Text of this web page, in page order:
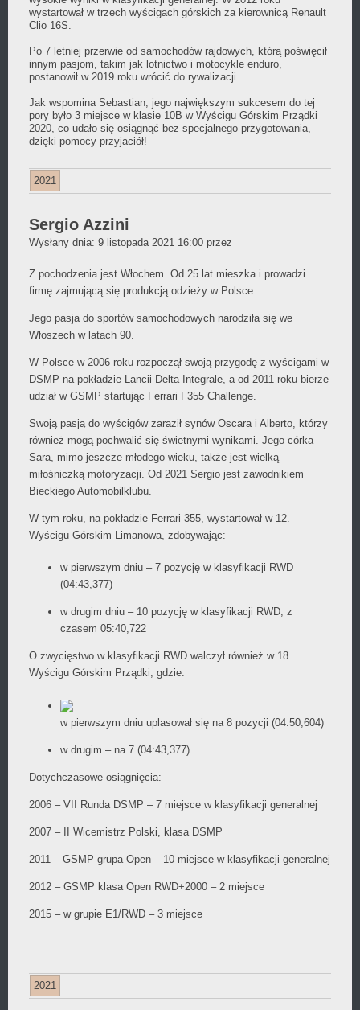
wystartował w trzech wyścigach górskich za kierownicą Renault
Clio 16S.
Po 7 letniej przerwie od samochodów rajdowych, którą poświęcił
innym pasjom, takim jak lotnictwo i motocykle enduro,
postanowił w 2019 roku wrócić do rywalizacji.
Jak wspomina Sebastian, jego największym sukcesem do tej
pory było 3 miejsce w klasie 10B w Wyścigu Górskim Prządki
2020, co udało się osiągnąć bez specjalnego przygotowania,
dzięki pomocy przyjaciół!
2021
Sergio Azzini
Wysłany dnia: 9 listopada 2021 16:00 przez
Z pochodzenia jest Włochem. Od 25 lat mieszka i prowadzi
firmę zajmującą się produkcją odzieży w Polsce.
Jego pasja do sportów samochodowych narodziła się we
Włoszech w latach 90.
W Polsce w 2006 roku rozpoczął swoją przygodę z wyścigami w
DSMP na pokładzie Lancii Delta Integrale, a od 2011 roku bierze
udział w GSMP startując Ferrari F355 Challenge.
Swoją pasją do wyścigów zaraził synów Oscara i Alberto, którzy
również mogą pochwalić się świetnymi wynikami. Jego córka
Sara, mimo jeszcze młodego wieku, także jest wielką
miłośniczką motoryzacji. Od 2021 Sergio jest zawodnikiem
Bieckiego Automobilklubu.
W tym roku, na pokładzie Ferrari 355, wystartował w 12.
Wyścigu Górskim Limanowa, zdobywając:
w pierwszym dniu – 7 pozycję w klasyfikacji RWD
(04:43,377)
w drugim dniu – 10 pozycję w klasyfikacji RWD, z
czasem 05:40,722
O zwycięstwo w klasyfikacji RWD walczył również w 18.
Wyścigu Górskim Prządki, gdzie:
w pierwszym dniu uplasował się na 8 pozycji (04:50,604)
w drugim – na 7 (04:43,377)
Dotychczasowe osiągnięcia:
2006 – VII Runda DSMP – 7 miejsce w klasyfikacji generalnej
2007 – II Wicemistrz Polski, klasa DSMP
2011 – GSMP grupa Open – 10 miejsce w klasyfikacji generalnej
2012 – GSMP klasa Open RWD+2000 – 2 miejsce
2015 – w grupie E1/RWD – 3 miejsce
2021